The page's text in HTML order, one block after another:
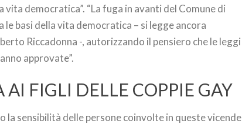
democratica”. “La fuga in avanti del Comune di
basi della vita democratica – si legge ancora
Riccadonna -, autorizzando il pensiero che le leggi
approvate”.
FIGLI DELLE COPPIE GAY
sensibilità delle persone coinvolte in queste vicende